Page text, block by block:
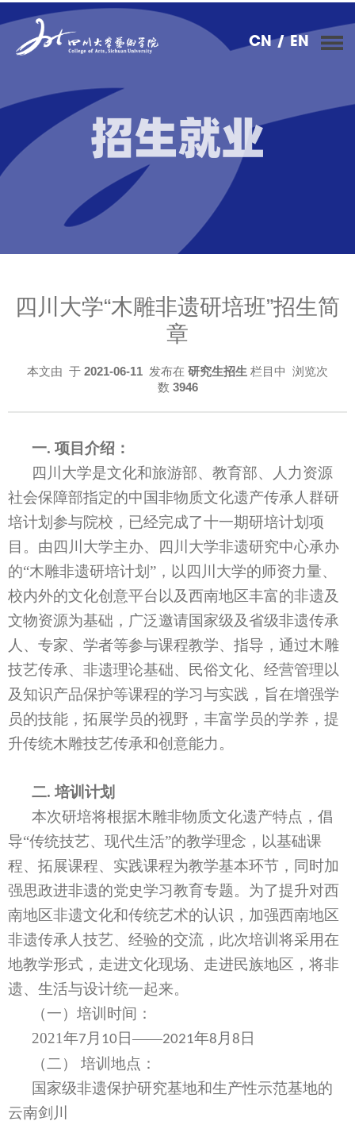
/ EN
CN
招生就业
四川大学“木雕非遗研培班”招生简
章
本文由 于 2021-06-11 发布在 研究生招生 栏目中 浏览次
数 3946
一. 项目介绍：
四川大学是文化和旅游部、教育部、人力资源
社会保障部指定的中国非物质文化遗产传承人群研
培计划参与院校，已经完成了十一期研培计划项
目。 由四川大学主办、四川大学非遗研究中心承办
的“木雕非遗研培计划”，以四川大学的师资力量、
校内外的文化创意平台以及西南地区丰富的非遗及
文物资源为基础，广泛邀请国家级及省级非遗传承
人、专家、学者等参与课程教学、指导，通过木雕
技艺传承、非遗理论基础、民俗文化、经营管理以
及知识产品保护等课程的学习与实践，旨在增强学
员的技能，拓展学员的视野，丰富学员的学养，提
升传统木雕技艺传承和创意能力。
二.培训计划
本次研培将根据木雕非物质文化遗产特点，倡
导“传统技艺、现代生活”的教学理念，以基础课
程、拓展课程、实践课程为教学基本环节 ，同时加
强思政进非遗的党史学习教育专题。 为了提升对西
南地区非遗文化和传统艺术的认识，加强西南地区
非遗传承人技艺、经验的交流，此次培训将采用在
地教学形式，走进文化现场、 走进民族地区， 将非
遗、生活与设计统一起来。
（一）培训时间：
2021年7 月 10 日——2021年8 月 8 日
（二）
培训地点：
国家级非遗保护研究基地和生产性示范基地的
云南剑川